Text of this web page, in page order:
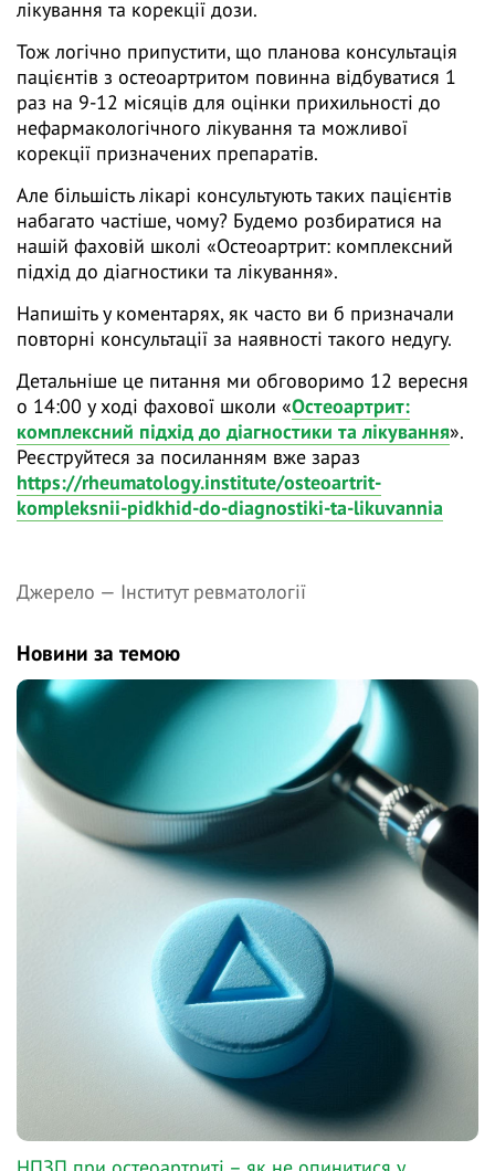
лікування та корекції дози.
Тож логічно припустити, що планова консультація
пацієнтів з остеоартритом повинна відбуватися 1
раз на 9-12 місяців для оцінки прихильності до
нефармакологічного лікування та можливої
корекції призначених препаратів.
Але більшість лікарі консультують таких пацієнтів
набагато частіше, чому? Будемо розбиратися на
нашій фаховій школі «Остеоартрит: комплексний
підхід до діагностики та лікування».
Напишіть у коментарях, як часто ви б призначали
повторні консультації за наявності такого недугу.
Детальніше це питання ми обговоримо 12 вересня
о 14:00 у ході фахової школи «Остеоартрит:
комплексний підхід до діагностики та лікування».
Реєструйтеся за посиланням вже зараз
https://rheumatology.institute/osteoartrit-
kompleksnii-pidkhid-do-diagnostiki-ta-likuvannia
Джерело — Інститут ревматології
Новини за темою